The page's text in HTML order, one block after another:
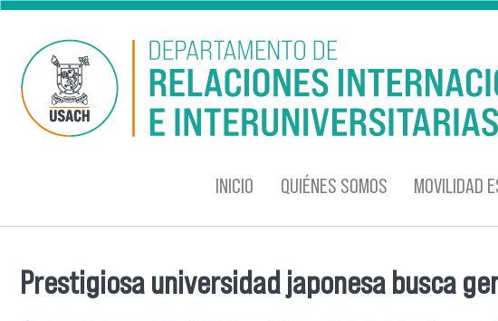
Pasar al contenido principal
INICIO QUIÉNES SOMOS MOVILIDAD
Se encuentra usted aquí
Prestigiosa universidad japonesa busca